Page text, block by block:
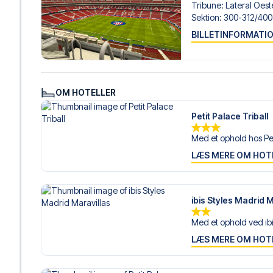
Tribune: Lateral
Sektion: 300-312/​
OM HOTELLER
Petit Palace Triball
Med et ophold hos
LÆS MERE OM
ibis Styles Madrid
Med et ophold ved
LÆS MERE OM